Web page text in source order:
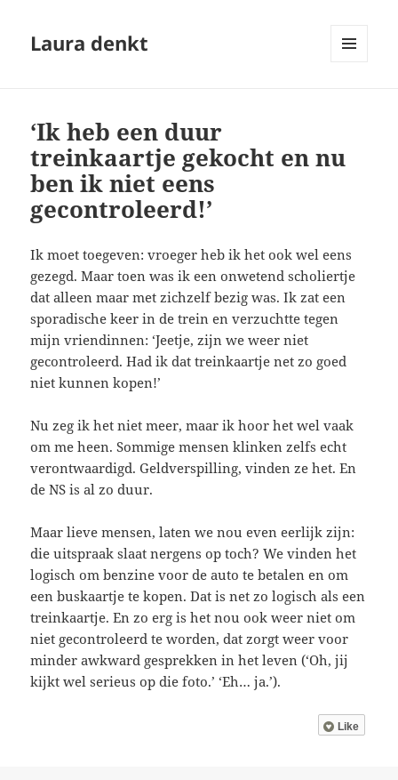
Laura denkt
‘Ik heb een duur
treinkaartje gekocht en nu
ben ik niet eens
gecontroleerd!’
Ik moet toegeven: vroeger heb ik het ook wel eens
gezegd. Maar toen was ik een onwetend scholiertje
dat alleen maar met zichzelf bezig was. Ik zat een
sporadische keer in de trein en verzuchtte tegen
mijn vriendinnen: ‘Jeetje, zijn we weer niet
gecontroleerd. Had ik dat treinkaartje net zo goed
niet kunnen kopen!’
Nu zeg ik het niet meer, maar ik hoor het wel vaak
om me heen. Sommige mensen klinken zelfs echt
verontwaardigd. Geldverspilling, vinden ze het. En
de NS is al zo duur.
Maar lieve mensen, laten we nou even eerlijk zijn:
die uitspraak slaat nergens op toch? We vinden het
logisch om benzine voor de auto te betalen en om
een buskaartje te kopen. Dat is net zo logisch als een
treinkaartje. En zo erg is het nou ook weer niet om
niet gecontroleerd te worden, dat zorgt weer voor
minder awkward gesprekken in het leven (‘Oh, jij
kijkt wel serieus op die foto.’ ‘Eh… ja.’).
Like